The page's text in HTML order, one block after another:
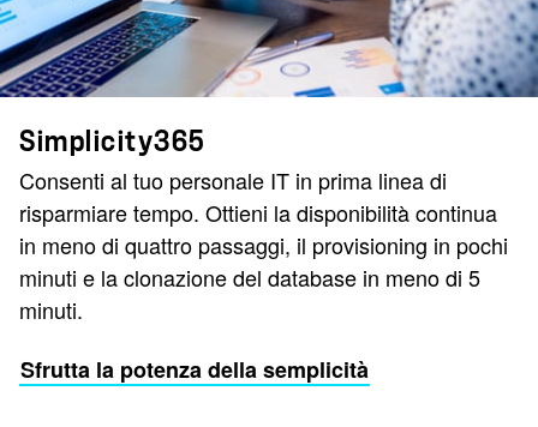
Simplicity365
Consenti al tuo personale IT in prima linea di
risparmiare tempo. Ottieni la disponibilità continua
in meno di quattro passaggi, il provisioning in pochi
minuti e la clonazione del database in meno di 5
minuti.
Sfrutta la potenza della semplicità